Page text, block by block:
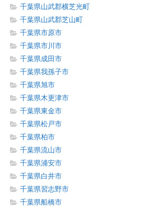
千葉県山武郡横芝光町
千葉県山武郡芝山町
千葉県市原市
千葉県市川市
千葉県成田市
千葉県我孫子市
千葉県旭市
千葉県木更津市
千葉県東金市
千葉県松戸市
千葉県柏市
千葉県流山市
千葉県浦安市
千葉県白井市
千葉県習志野市
千葉県船橋市